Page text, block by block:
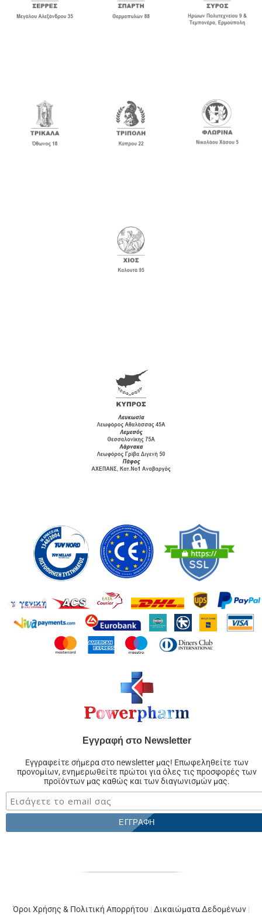
Εγγραφή στο Newsletter
Εγγραφείτε σήμερα στο newsletter μας! Επωφεληθείτε των
προνομίων, ενημερωθείτε πρώτοι για όλες τις προσφορές των
προϊόντων μας καθώς και των διαγωνισμών μας.
Όροι Χρήσης & Πολιτική Απορρήτου | Δικαιώματα Δεδομένων |